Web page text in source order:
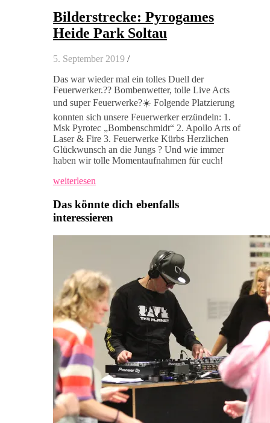
Bilderstrecke: Pyrogames
Heide Park Soltau
5. September 2019 /
Das war wieder mal ein tolles Duell der
Feuerwerker.?? Bombenwetter, tolle Live Acts
und super Feuerwerke?☀️ Folgende Platzierung
konnten sich unsere Feuerwerker erzündeln: 1.
Msk Pyrotec „Bombenschmidt“ 2. Apollo Arts of
Laser & Fire 3. Feuerwerke Kürbs Herzlichen
Glückwunsch an die Jungs ? Und wie immer
haben wir tolle Momentaufnahmen für euch!
weiterlesen
Das könnte dich ebenfalls
interessieren